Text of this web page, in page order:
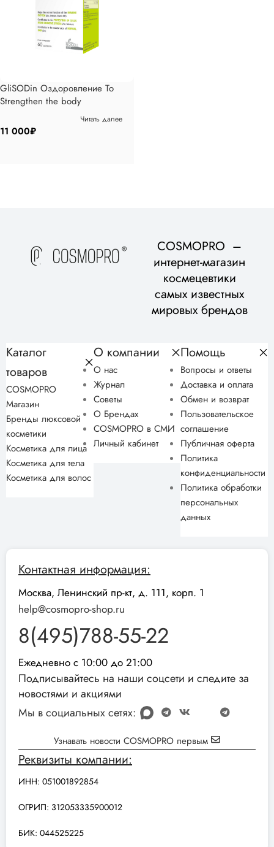
GliSODin Оздоровление To
Strengthen the body
11 000₽
Читать далее
COSMOPRO –
интернет-магазин
космецевтики
самых известных
мировых брендов
Каталог
товаров
COSMOPRO
Магазин
Бренды люксовой
косметики
Косметика для лица
Косметика для тела
Косметика для волос
О компании
О нас
Журнал
Советы
О Брендах
COSMOPRO в СМИ
Личный кабинет
Помощь
Вопросы и ответы
Доставка и оплата
Обмен и возврат
Пользовательское
соглашение
Публичная оферта
Политика
конфиденциальности
Политика обработки
персональных
данных
Контактная информация:
Москва, Ленинский пр-кт, д. 111, корп. 1
help@cosmopro-shop.ru
8(495)788-55-22
Ежедневно с 10:00 до 21:00
Подписывайтесь на наши соцсети и следите за
новостями и акциями
Мы в социальных сетях:
Узнавать новости COSMOPRO первым
Реквизиты компании:
ИНН: 051001892854
ОГРИП: 312053335900012
БИК: 044525225